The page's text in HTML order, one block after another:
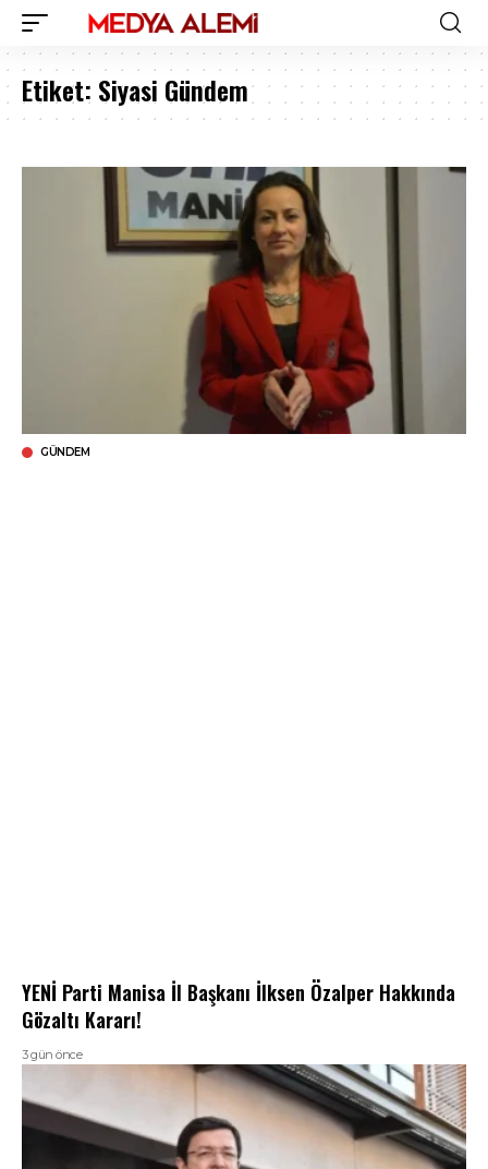
Etiket: Siyasi Gündem
GÜNDEM
YENİ Parti Manisa İl Başkanı İlksen Özalper Hakkında
Gözaltı Kararı!
3 gün önce